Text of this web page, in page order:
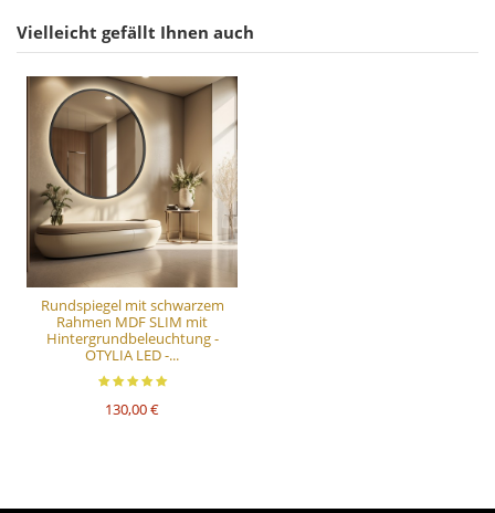
Vielleicht gefällt Ihnen auch
Rundspiegel mit schwarzem
Rahmen MDF SLIM mit
Hintergrundbeleuchtung -
OTYLIA LED -...
130,00 €